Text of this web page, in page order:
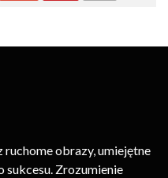
obrazy, umiejętne
Zrozumienie